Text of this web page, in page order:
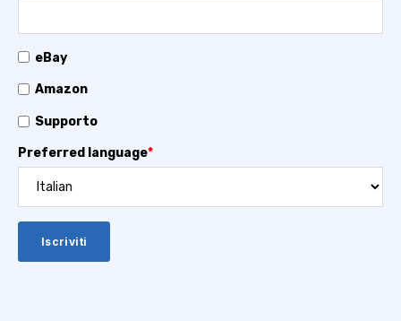
eBay
Amazon
Supporto
Preferred language*